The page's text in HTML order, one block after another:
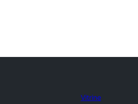
Vitrine